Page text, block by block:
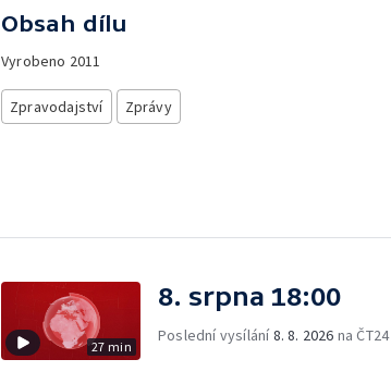
Obsah dílu
Vyrobeno 2011
Zpravodajství Zprávy
27 min
8. srpna 18:00
Poslední vysílání8. 8. 2026 na ČT24